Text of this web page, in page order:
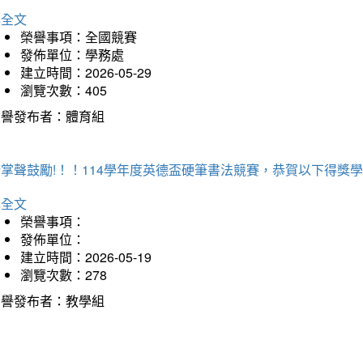
文
榮譽事項：全國競賽
發佈單位：學務處
建立時間：2026-05-29
瀏覽次數：405
發布者：體育組
聲鼓勵!！！114學年度英德盃硬筆書法競賽，恭賀以下得獎
文
榮譽事項：
發佈單位：
建立時間：2026-05-19
瀏覽次數：278
發布者：教學組